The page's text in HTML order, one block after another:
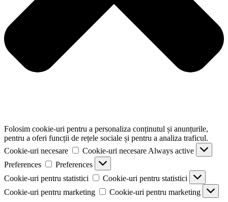
Folosim cookie-uri pentru a personaliza conținutul și anunțurile,
pentru a oferi funcții de rețele sociale și pentru a analiza traficul.
Cookie-uri necesare
Cookie-uri necesare Always active
Preferences
Preferences
Cookie-uri pentru statistici
Cookie-uri pentru statistici
Cookie-uri pentru marketing
Cookie-uri pentru marketing